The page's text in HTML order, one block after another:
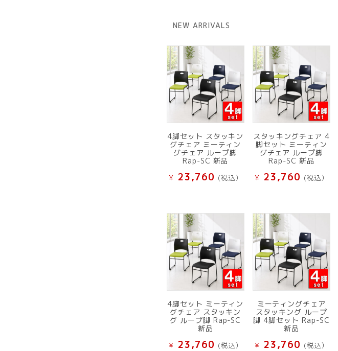
で
す。
NEW ARRIVALS
4脚セット スタッキン
グチェア ミーティン
グチェア ループ脚
Rap-SC 新品
¥ 23,760 (税込）
スタッキングチェア 4
脚セット ミーティン
グチェア ループ脚
Rap-SC 新品
¥ 23,760 (税込）
4脚セット ミーティン
グチェア スタッキン
グ ループ脚 Rap-SC
新品
¥ 23,760 (税込）
ミーティングチェア
スタッキング ループ
脚 4脚セット Rap-SC
新品
¥ 23,760 (税込）